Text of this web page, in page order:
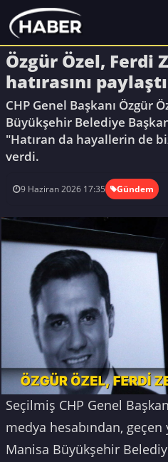
Özgür Özel, Ferdi
hatırasını paylaştı
CHP Genel Başkanı Özgür
Büyükşehir Belediye
"Hatıran da hayallerin de
verdi.
9 Haziran 2026 17:35 Gündem
Seçilmiş CHP Genel
medya hesabından, geçen
Manisa Büyükşehir